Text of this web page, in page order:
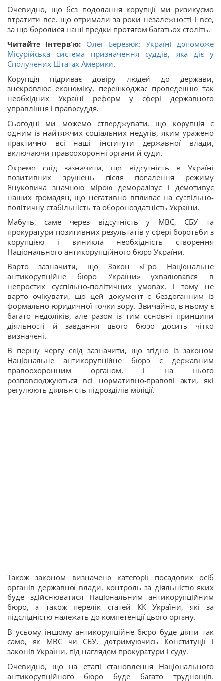
Очевидно, що без подолання корупції ми ризикуємо
втратити все, що отримали за роки незалежності і все,
за що боролися наші предки протягом багатьох століть.
Читайте інтерв'ю: Олег Березюк: Україні допоможе
Місурійська система призначення суддів, яка діє у
Сполучених Штатах Америки.
Корупція підриває довіру людей до держави,
знекровлює економіку, перешкоджає проведенню так
необхідних Україні реформ у сфері державного
управління і правосуддя.
Сьогодні ми можемо стверджувати, що корупція є
одним із найтяжчих соціальних недугів, яким уражено
практично всі наші інститути державної влади,
включаючи правоохоронні органи й суди.
Окремо слід зазначити, що відсутність в Україні
позитивних зрушень після повалення режиму
Януковича значною мірою деморалізує і демотивує
наших громадян, що негативно впливає на суспільно-
політичну стабільність та обороноздатність України.
Мабуть, саме через відсутність у МВС, СБУ та
прокуратури позитивних результатів у сфері боротьби з
корупцією і виникла необхідність створення
Національного антикорупційного бюро України.
Варто зазначити, що Закон «Про Національне
антикорупційне бюро України» ухвалювався в
непростих суспільно-політичних умовах, і тому не
варто очікувати, що цей документ є бездоганним із
формально-юридичної точки зору. Звичайно, в ньому є
багато недоліків, але разом із тим основні принципи
діяльності й завдання цього бюро досить чітко
визначені.
В першу чергу слід зазначити, що згідно із законом
Національне антикорупційне бюро є державним
правоохоронним органом, і на нього
розповсюджуються всі нормативно-правові акти, які
регулюють діяльність підрозділів міліції.
Також законом визначено категорії посадових осіб
органів державної влади, контроль за діяльністю яких
буде здійснюватися Національним антикорупційним
бюро, а також перелік статей КК України, які за
підслідністю належать до компетенції цього органу.
В усьому іншому антикорупційне бюро буде діяти так
само, як МВС чи СБУ, дотримуючись Конституції і
законів України, під наглядом прокуратури і суду.
Очевидно, що на етапі становлення Національного
антикорупційного бюро буде багато труднощів.